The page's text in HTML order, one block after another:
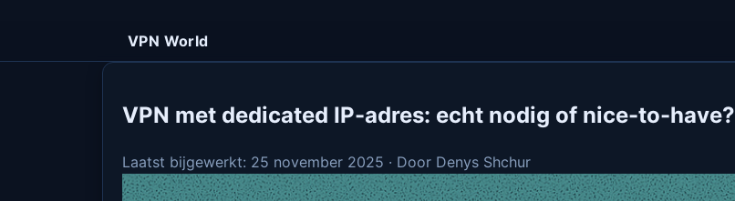
VPN World
VPN met dedicated IP-adres: echt nodig of nice-to-have?
Laatst bijgewerkt: 25 november 2025 · Door Denys Shchur